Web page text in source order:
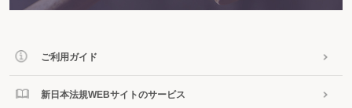
ご利用ガイド
新日本法規WEBサイトのサービス